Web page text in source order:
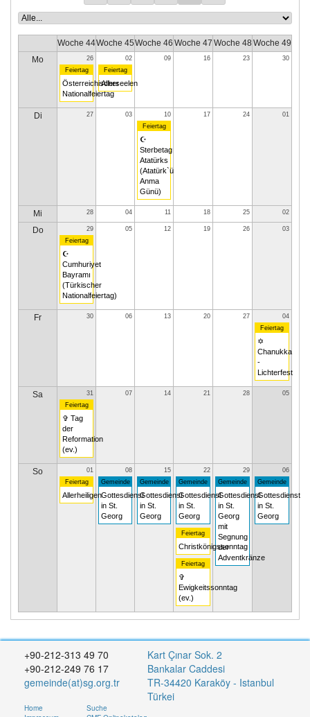
Woche 44Woche 45Woche 46 Woche 47 Woche 48 Woche 49
Mo
26
Feiertag
Österreichischer
Nationalfeiertag
02
Feiertag
Allerseelen
09 16 23 30
Di 27 03
10
Feiertag
☪
Sterbetag
Atatürks
(Atatürk`ü
Anma
Günü)
17 24 01
Mi 28 04 11 18 25 02
Do
29
Feiertag
☪
Cumhuriyet
Bayramı
(Türkischer
Nationalfeiertag)
05 12 19 26 03
Fr 30 06 13 20 27
04
Feiertag
✡
Chanukka
-
Lichterfest
Sa
31
Feiertag
✞ Tag
der
Reformation
(ev.)
07 14 21 28 05
So
01
Feiertag
Allerheiligen
08
Gemeinde
Gottesdienst
in St.
Georg
15
Gemeinde
Gottesdienst
in St.
Georg
22
Gemeinde
Gottesdienst
in St.
Georg
Feiertag
Christkönigssonntag
Feiertag
✞
Ewigkeitssonntag
(ev.)
29
Gemeinde
Gottesdienst
in St.
Georg
mit
Segnung
der
Adventkränze
06
Gemeinde
Gottesdienst
in St.
Georg
+90-212-313 49 70
+90-212-249 76 17
gemeinde(at)sg.org.tr
Kart Çınar Sok. 2
Bankalar Caddesi
TR-34420 Karaköy - Istanbul
Türkei
Home
Suche